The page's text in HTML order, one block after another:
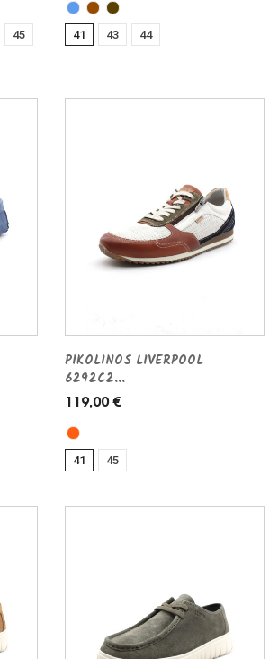
45 41 43 44
PIKOLINOS LIVERPOOL
6292C2...
119,00 €
41 45